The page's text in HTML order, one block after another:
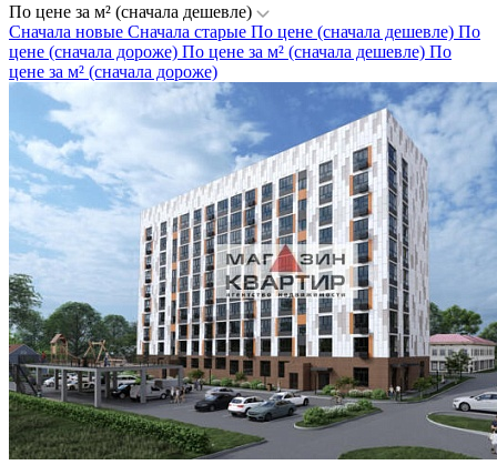
По цене за м² (сначала дешевле)
Сначала новые Сначала старые По цене (сначала дешевле) По
цене (сначала дороже) По цене за м² (сначала дешевле) По
цене за м² (сначала дороже)